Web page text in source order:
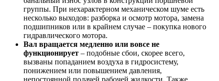
группы. При нехарактерном механическом шуме есть
несколько выходов: разборка и осмотр мотора, замена
подшипников или в крайнем случае – покупка нового
гидравлического мотора.
Вал вращается медленно или вовсе не
функционирует – подобные сбои, скорее всего,
вызваны попаданием воздуха в гидросистему,
понижением или повышением давления,
непостоянной подачей рабочей жидкости. Также